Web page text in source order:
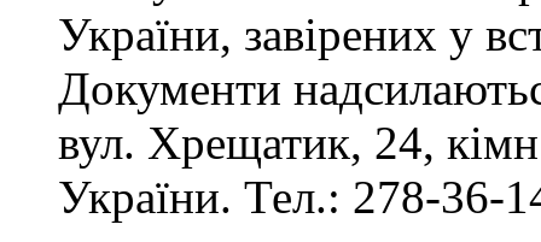
України, завірених у
Документи
вул. Хрещатик, 24,
України. Тел.: 278-36-